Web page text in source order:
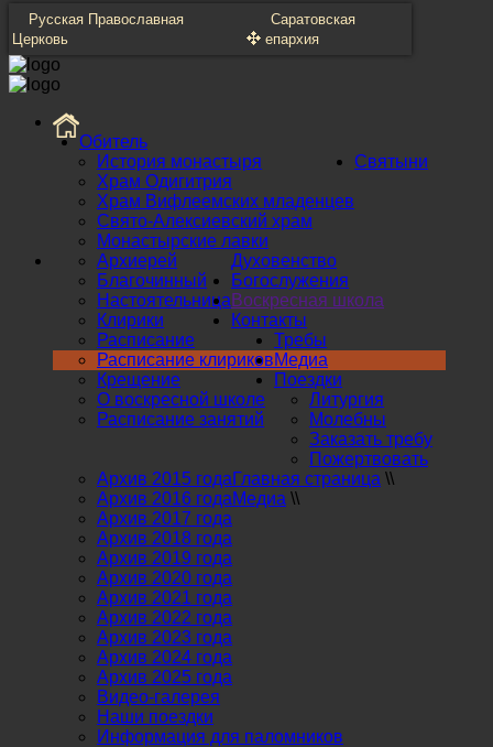
Русская Православная
Церковь
Саратовская
епархия
Обитель
История монастыря
Храм Одигитрия
Храм Вифлеемских младенцев
Свято-Алексиевский храм
Монастырские лавки
Святыни
Духовенство
Архиерей
Благочинный
Настоятельница
Клирики
Богослужения
Расписание
Расписание клириков
Крещение
Воскресная школа
О воскресной школе
Расписание занятий
Контакты
Требы
Литургия
Молебны
Заказать требу
Пожертвовать
Медиа
Архив 2015 года
Архив 2016 года
Архив 2017 года
Архив 2018 года
Архив 2019 года
Архив 2020 года
Архив 2021 года
Архив 2022 года
Архив 2023 года
Архив 2024 года
Архив 2025 года
Видео-галерея
Поездки
Наши поездки
Информация для паломников
Главная страница \\
Медиа \\